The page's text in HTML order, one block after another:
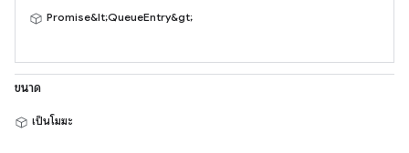
Promise&lt;QueueEntry&gt;
ขนาด
เป็นโมฆะ